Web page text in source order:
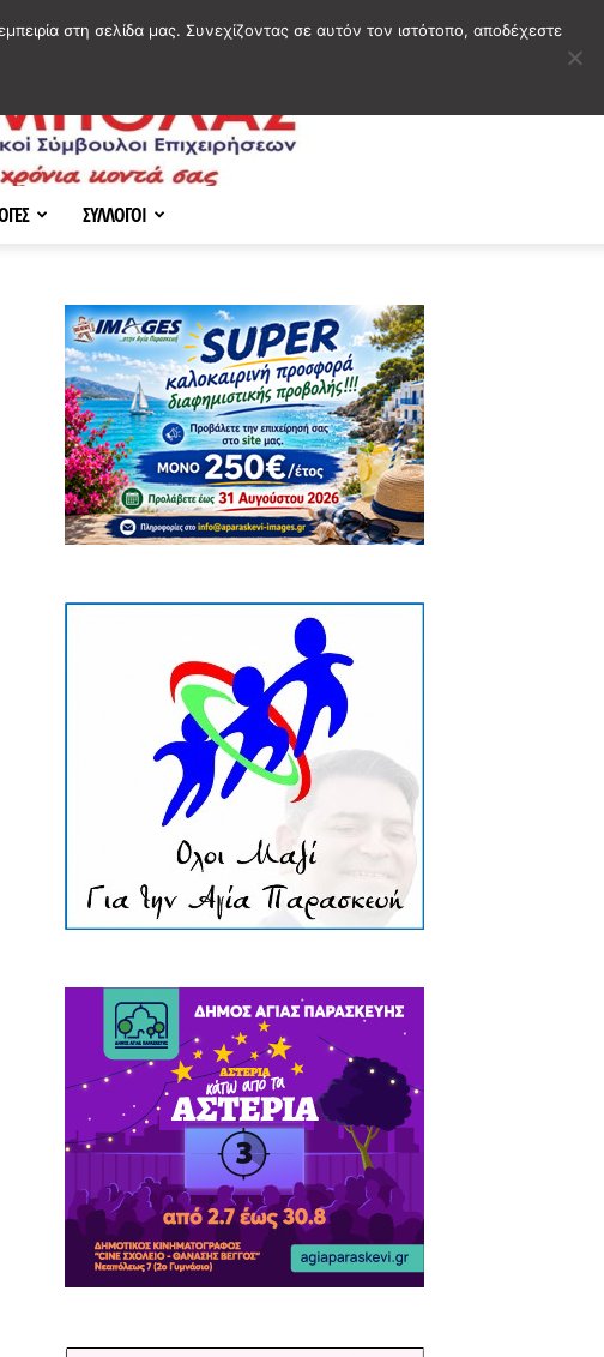
ΣΥΛΛΟΓΟΙ
στη σελίδα μας. Συνεχίζοντας σε αυτόν τον ιστότοπο, αποδέχεστε